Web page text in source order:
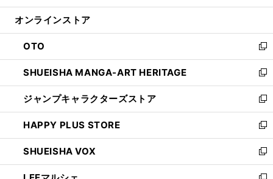
開
ン
ウ
で
開
く
ウ
ン
ド
ウ
で
開
く
オンラインストア
OTO
新
し
い
ウ
ィ
ン
ド
ウ
で
開
SHUEISHA MANGA-ART HERITAGE
新
し
い
ウ
ィ
ン
ド
ウ
ジャンプキャラクターズストア
新
し
い
ウ
ィ
ン
HAPPY PLUS STORE
新
し
い
ウ
SHUEISHA VOX
新
し